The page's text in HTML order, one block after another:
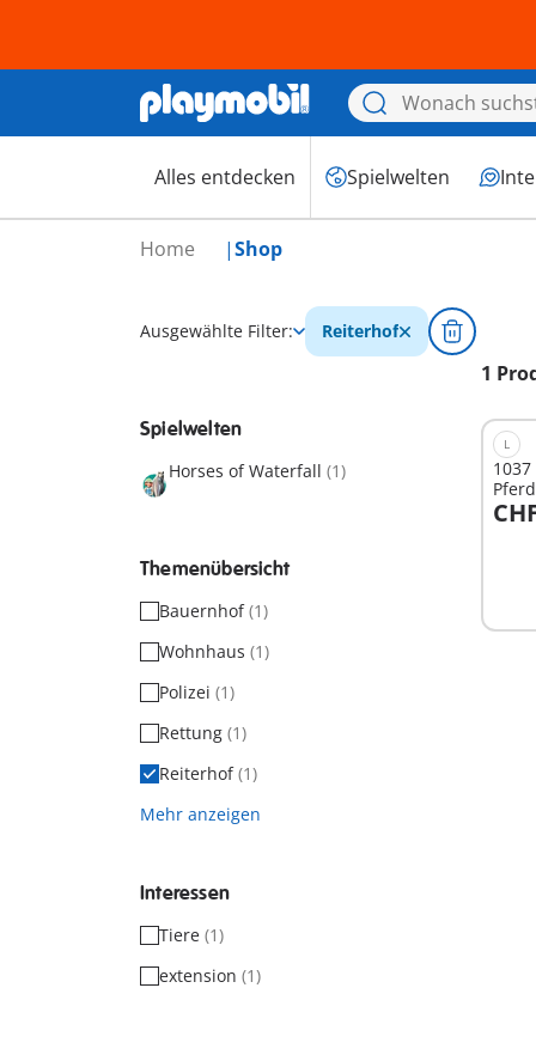
Alles entdecken Spielwelten
Home Shop
Ausgewählte Filter: Reiterhof
1
Spielwelten
Horses of Waterfall (1)
Themenübersicht
Bauernhof(1)
Wohnhaus (1)
Polizei (1)
Rettung (1)
Reiterhof(1)
Mehr anzeigen
Interessen
Tiere (1)
extension (1)
L